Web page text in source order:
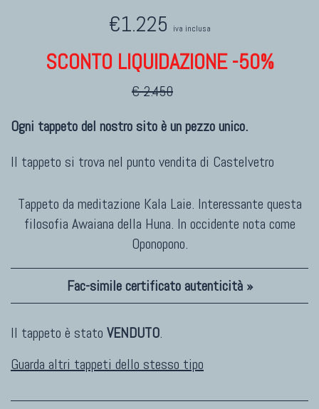
€1.225 iva inclusa
SCONTO LIQUIDAZIONE -50%
€ 2.450
Ogni tappeto del nostro sito è un pezzo unico.
Il tappeto si trova nel punto vendita di Castelvetro
Tappeto da meditazione Kala Laie. Interessante questa
filosofia Awaiana della Huna. In occidente nota come
Oponopono.
Fac-simile certificato autenticità »
Il tappeto è stato VENDUTO.
Guarda altri tappeti dello stesso tipo